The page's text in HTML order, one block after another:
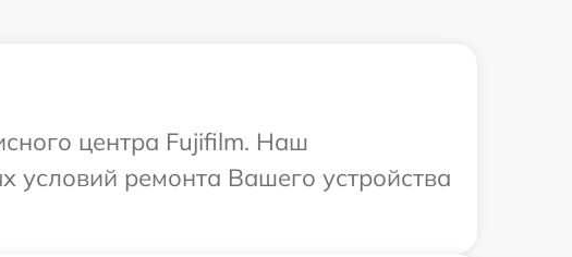
центра Fujifilm. Наш
условий ремонта Вашего устройства